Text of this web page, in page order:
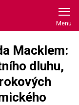
Macklem:
dluhu,